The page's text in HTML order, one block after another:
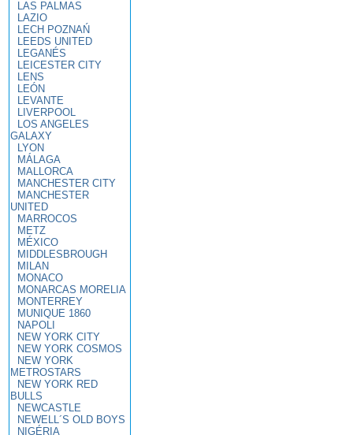
LAS PALMAS
LAZIO
LECH POZNAŃ
LEEDS UNITED
LEGANÉS
LEICESTER CITY
LENS
LEÓN
LEVANTE
LIVERPOOL
LOS ANGELES
GALAXY
LYON
MÁLAGA
MALLORCA
MANCHESTER CITY
MANCHESTER
UNITED
MARROCOS
METZ
MÉXICO
MIDDLESBROUGH
MILAN
MONACO
MONARCAS MORELIA
MONTERREY
MUNIQUE 1860
NAPOLI
NEW YORK CITY
NEW YORK COSMOS
NEW YORK
METROSTARS
NEW YORK RED
BULLS
NEWCASTLE
NEWELL´S OLD BOYS
NIGÉRIA